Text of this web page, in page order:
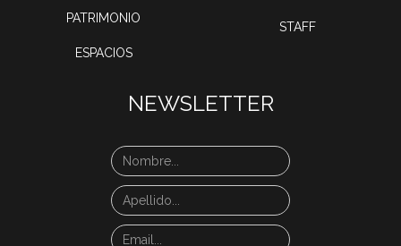
PATRIMONIO
ESPACIOS
STAFF
NEWSLETTER